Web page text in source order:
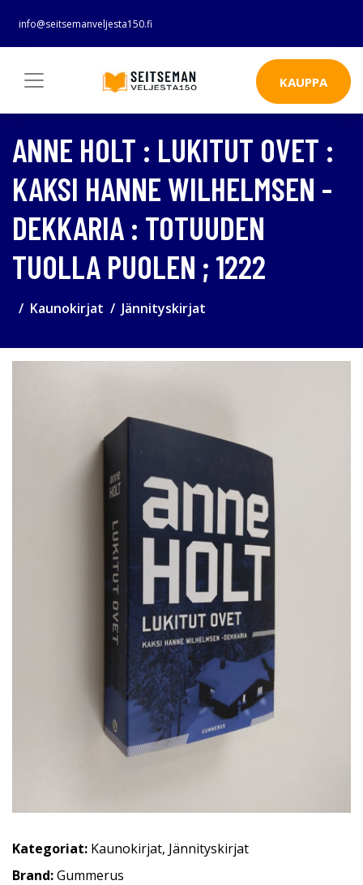
info@seitsemanveljesta150.fi
KAUPPA
ANNE HOLT : LUKITUT OVET :
KAKSI HANNE WILHELMSEN -
DEKKARIA : TOTUUDEN
TUOLLA PUOLEN ; 1222
Kaunokirjat Jännityskirjat
Kategoriat: Kaunokirjat, Jännityskirjat
Brand:Gummerus